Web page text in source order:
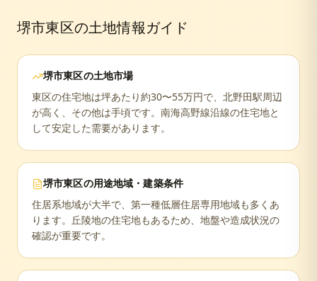
堺市東区の土地情報ガイド
堺市東区の土地市場
東区の住宅地は坪あたり約30〜55万円で、北野田駅周辺
が高く、その他は手頃です。南海高野線沿線の住宅地と
して安定した需要があります。
堺市東区の用途地域・建築条件
住居系地域が大半で、第一種低層住居専用地域も多くあ
ります。丘陵地の住宅地もあるため、地盤や造成状況の
確認が重要です。